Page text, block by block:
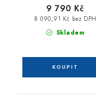
Skladem
8 090,91 Kč bez DPH
9 790 Kč